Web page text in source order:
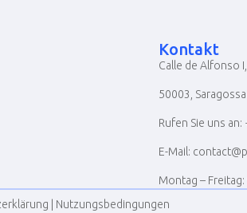
Kontakt
Calle de Alfonso
50003,
Rufen Sie uns
E-Mail:
Montag –
Nutzungsbedingungen